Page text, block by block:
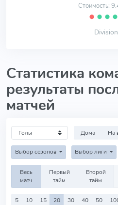
Стоимость:
⬤ ⬤ ⬤ ⬤
Статистика
результаты
матчей
Дома На
Выбор сезонов Выбор лиги
Весь
матч
Первый
тайм
Второй
тайм
5 10 15 20 30 40 50